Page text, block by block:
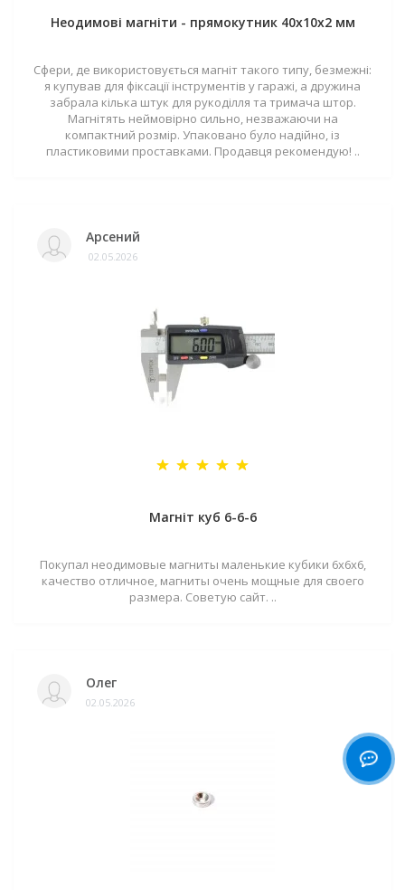
Неодимові магніти - прямокутник 40x10x2 мм
Сфери, де використовується магніт такого типу, безмежні:
я купував для фіксації інструментів у гаражі, а дружина
забрала кілька штук для рукоділля та тримача штор.
Магнітять неймовірно сильно, незважаючи на
компактний розмір. Упаковано було надійно, із
пластиковими проставками. Продавця рекомендую! ..
Арсений
02.05.2026
Магніт куб 6-6-6
Покупал неодимовые магниты маленькие кубики 6х6х6,
качество отличное, магниты очень мощные для своего
размера. Советую сайт. ..
Олег
02.05.2026